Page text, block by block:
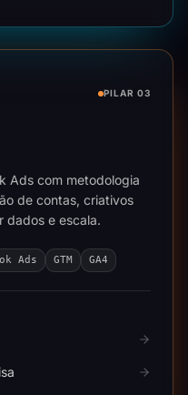
PILAR 03
Ads com metodologia
de contas, criativos
dados e escala.
Ads GTM GA4